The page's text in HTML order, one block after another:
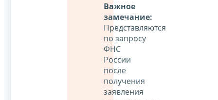
Важное
замечание:
Представляются
по запросу
ФНС
России
после
получения
заявления